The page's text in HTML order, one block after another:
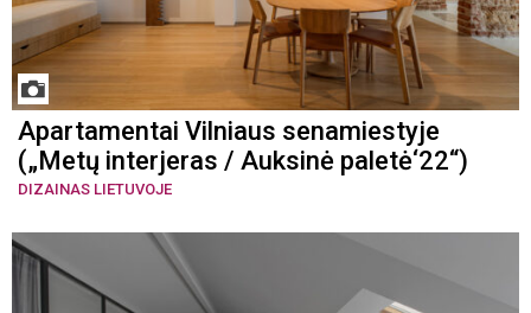
Apartamentai Vilniaus senamiestyje
(„Metų interjeras / Auksinė paletė‘22“)
DIZAINAS LIETUVOJE